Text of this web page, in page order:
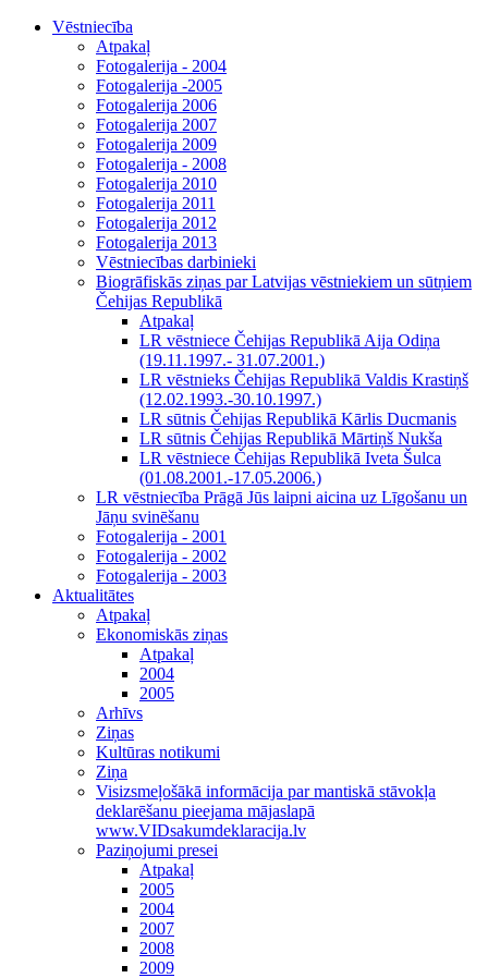
Vēstniecība
Atpakaļ
Fotogalerija - 2004
Fotogalerija -2005
Fotogalerija 2006
Fotogalerija 2007
Fotogalerija 2009
Fotogalerija - 2008
Fotogalerija 2010
Fotogalerija 2011
Fotogalerija 2012
Fotogalerija 2013
Vēstniecības darbinieki
Biogrāfiskās ziņas par Latvijas vēstniekiem un sūtņiem
Čehijas Republikā
Atpakaļ
LR vēstniece Čehijas Republikā Aija Odiņa
(19.11.1997.- 31.07.2001.)
LR vēstnieks Čehijas Republikā Valdis Krastiņš
(12.02.1993.-30.10.1997.)
LR sūtnis Čehijas Republikā Kārlis Ducmanis
LR sūtnis Čehijas Republikā Mārtiņš Nukša
LR vēstniece Čehijas Republikā Iveta Šulca
(01.08.2001.-17.05.2006.)
LR vēstniecība Prāgā Jūs laipni aicina uz Līgošanu un
Jāņu svinēšanu
Fotogalerija - 2001
Fotogalerija - 2002
Fotogalerija - 2003
Aktualitātes
Atpakaļ
Ekonomiskās ziņas
Atpakaļ
2004
2005
Arhīvs
Ziņas
Kultūras notikumi
Ziņa
Visizsmeļošākā informācija par mantiskā stāvokļa
deklarēšanu pieejama mājaslapā
www.VIDsakumdeklaracija.lv
Paziņojumi presei
Atpakaļ
2005
2004
2007
2008
2009